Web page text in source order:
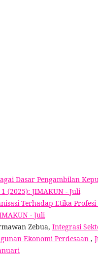
Dasar Pengambilan
(2025): JIMAKUN - Juli
Terhadap Etika
- Juli
Zebua, Integrasi
Ekonomi Perdesaan ,